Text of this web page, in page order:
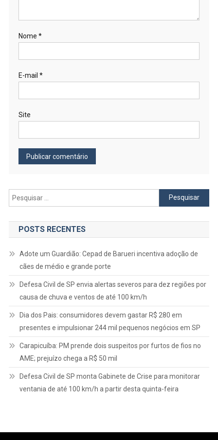
Nome *
E-mail *
Site
Pesquisar
por:
POSTS RECENTES
Adote um Guardião: Cepad de Barueri incentiva adoção de
cães de médio e grande porte
Defesa Civil de SP envia alertas severos para dez regiões por
causa de chuva e ventos de até 100 km/h
Dia dos Pais: consumidores devem gastar R$ 280 em
presentes e impulsionar 244 mil pequenos negócios em SP
Carapicuíba: PM prende dois suspeitos por furtos de fios no
AME; prejuízo chega a R$ 50 mil
Defesa Civil de SP monta Gabinete de Crise para monitorar
ventania de até 100 km/h a partir desta quinta-feira